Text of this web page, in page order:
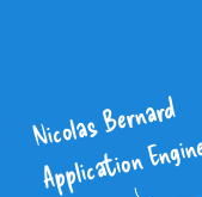
Nicolas Bernard
Application